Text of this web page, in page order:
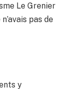
Le Grenier
pas de
y